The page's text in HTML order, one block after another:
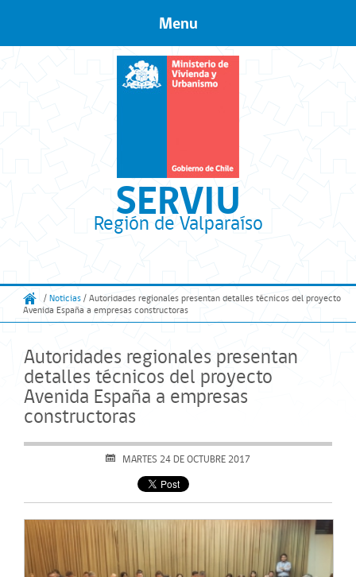
SERVIU
Región de Valparaíso
Menu
/ Noticias / Autoridades regionales presentan detalles técnicos del proyecto
Avenida España a empresas constructoras
Autoridades regionales presentan
detalles técnicos del proyecto
Avenida España a empresas
constructoras
MARTES 24 DE OCTUBRE 2017